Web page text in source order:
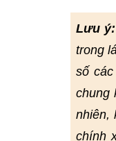
Lưu ý:
trong
số
chung
nhiên,
chính